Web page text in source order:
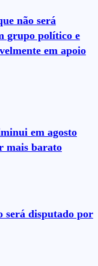
não será
grupo político e
em apoio
em agosto
mais barato
disputado por